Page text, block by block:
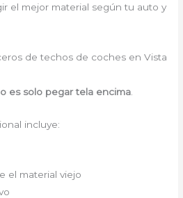
el mejor material según tu auto y
de techos de coches en Vista
es solo pegar tela encima
incluye:
el material viejo